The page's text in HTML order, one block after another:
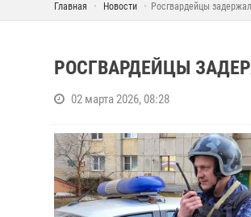
Главная Новости Росгвардейцы
РОСГВАРДЕЙЦЫ
02 марта 2026, 08:28